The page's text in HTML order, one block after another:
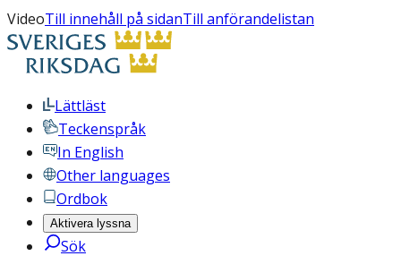
VideoTill innehåll på sidanTill anförandelistan
Lättläst
Teckenspråk
In English
Other languages
Ordbok
Aktivera lyssna
Sök